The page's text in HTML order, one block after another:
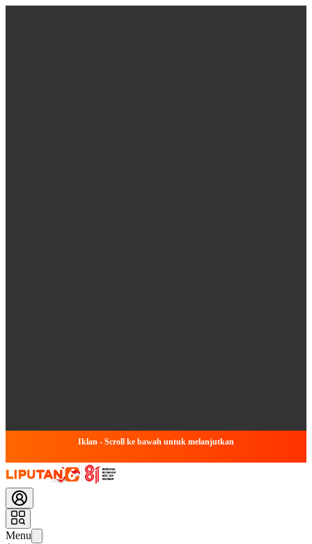
Iklan - Scroll ke bawah untuk melanjutkan
Menu